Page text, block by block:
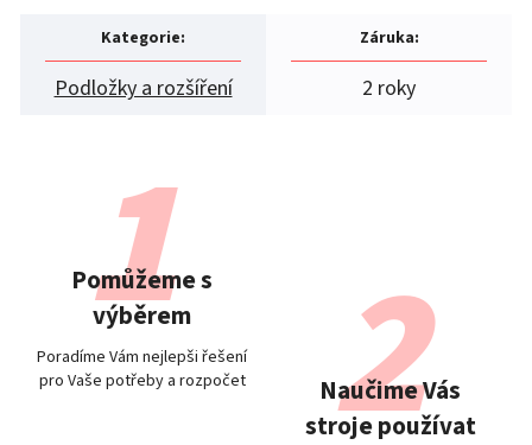
Kategorie:
Podložky a rozšíření
Záruka:
2 roky
Pomůžeme s
výběrem
Poradíme Vám nejlepši řešení
pro Vaše potřeby a rozpočet
Naučime Vás
stroje používat